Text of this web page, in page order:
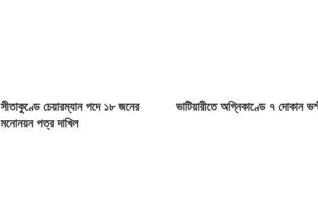
সীতাকুণ্ডে চেয়ারম্যান পদে ১৮ জনের
মনোনয়ন পত্র দাখিল
ভাটিয়ারীতে অগ্নিকাণ্ডে ৭ দোকান